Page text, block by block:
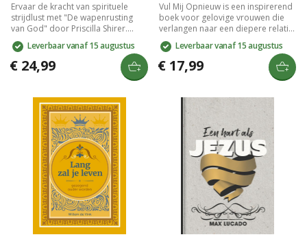
Ervaar de kracht van spirituele
strijdlust met "De wapenrusting
van God" door Priscilla Shirer.
Deze zesweekse bijbelstudie biedt
dagelijkse inzichten en toegang tot
zeven online video's. Versterk je
veerkracht en bescherm je relaties
groepsbijeenkomsten.
Leverbaar vanaf 15 augustus
€ 24,99
Vul Mij Opnieuw is een inspirerend
boek voor gelovige vrouwen die
verlangen naar een diepere relatie
met de Heilige Geest. Met
bijbelgetrouwe inzichten en
praktische lessen leer je over de
kracht van de Geest, de vruchten
en gaven die Hij schenkt. Dit boek
persoonlijke groei en is ideaal
voor vrouwenkringen en
bijbelstudies. Verrijk je geestelijke
reis en ervaar de liefde en wijsheid
van Gods Woord.
Leverbaar vanaf 15 augustus
€ 17,99